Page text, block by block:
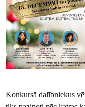
Konkursā dalībniekus